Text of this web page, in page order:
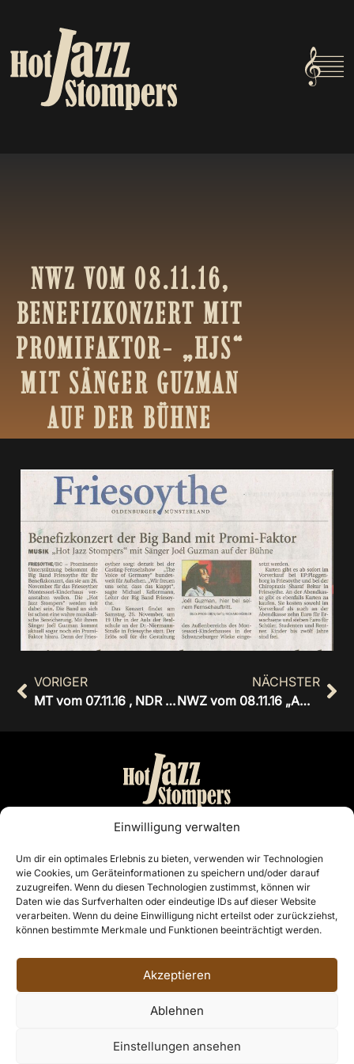
Einwilligung verwalten
Um dir ein optimales Erlebnis zu bieten, verwenden wir Technologien
wie Cookies, um Geräteinformationen zu speichern und/oder darauf
zuzugreifen. Wenn du diesen Technologien zustimmst, können wir
Daten wie das Surfverhalten oder eindeutige IDs auf dieser Website
verarbeiten. Wenn du deine Einwilligung nicht erteilst oder zurückziehst,
können bestimmte Merkmale und Funktionen beeinträchtigt werden.
Akzeptieren
Ablehnen
Einstellungen ansehen
NWZ VOM 08.11.16,
BENEFIZKONZERT MIT
PROMIFAKTOR- „HJS“
MIT SÄNGER GUZMAN
AUF DER BÜHNE
VORIGER
MT vom 07.11.16 , NDR 1 filmt Ortsteil „Amerika“ – Hot Jazz Stompers spielen
NÄCHSTER
NWZ vom 08.11.16 „Amerika“ im Fokus der Kamera – Hot Jazz Stompers spielten
Cloppenburg
Telefon: 04441 7468
E-Mail:info@hotjazzstompers.de
Impressum
Datenschutzerklärung